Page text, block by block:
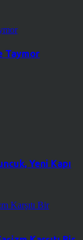
Taymor
Yeni Kapı